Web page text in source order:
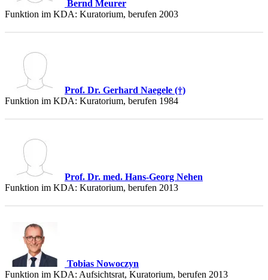
Bernd Meurer
Funktion im KDA: Kuratorium, berufen 2003
Prof. Dr. Gerhard Naegele (†)
Funktion im KDA: Kuratorium, berufen 1984
Prof. Dr. med. Hans-Georg Nehen
Funktion im KDA: Kuratorium, berufen 2013
Tobias Nowoczyn
Funktion im KDA: Aufsichtsrat, Kuratorium, berufen 2013